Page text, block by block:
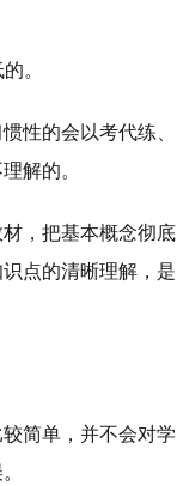
。
性的会以考代练、
解的。
，把基本概念彻底
点的清晰理解，是
简单，并不会对学